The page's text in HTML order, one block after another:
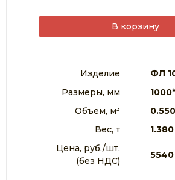
В корзину
Изделие
ФЛ
Размеры, мм
Объем, м³
0.550
Вес, т
1.380
Цена, руб./шт.
(без НДС)
5540